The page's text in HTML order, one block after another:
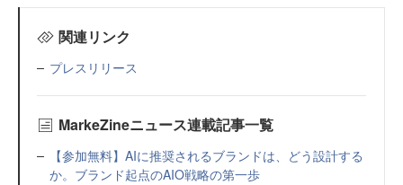
関連リンク
プレスリリース
MarkeZineニュース連載記事一覧
【参加無料】AIに推奨されるブランドは、どう設計する
か。ブランド起点のAIO戦略の第一歩